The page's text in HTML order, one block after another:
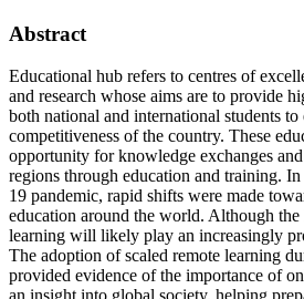
Abstract
Educational hub refers to centres of
and research whose aims are to provide
both national and international students to
competitiveness of the country. These
opportunity for knowledge exchanges
regions through education and training.
19 pandemic, rapid shifts were made
education around the world. Although
learning will likely play an increasingly
The adoption of scaled remote learning
provided evidence of the importance of